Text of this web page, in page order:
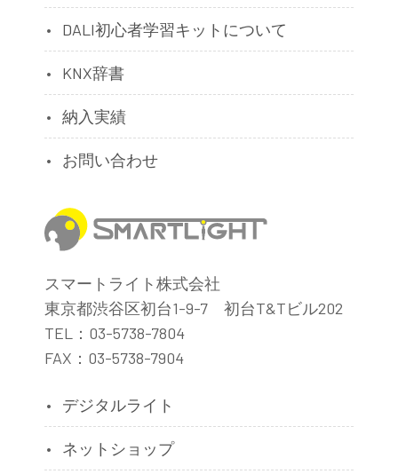
DALI初心者学習キットについて
KNX辞書
納入実績
お問い合わせ
スマートライト株式会社
東京都渋谷区初台1-9-7 初台T&Tビル202
TEL：03-5738-7804
FAX：03-5738-7904
デジタルライト
ネットショップ